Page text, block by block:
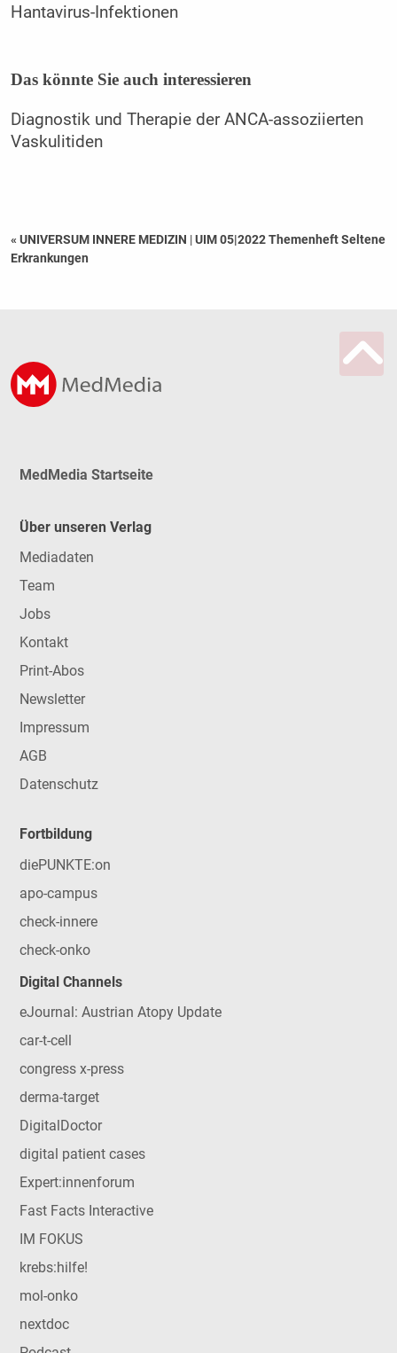
Hantavirus-Infektionen
Das könnte Sie auch interessieren
Diagnostik und Therapie der ANCA-assoziierten
Vaskulitiden
« UNIVERSUM INNERE MEDIZIN |UIM 05|2022 Themenheft Seltene
Erkrankungen
MedMedia Startseite
Über unseren Verlag
Mediadaten
Team
Jobs
Kontakt
Print-Abos
Newsletter
Impressum
AGB
Datenschutz
Fortbildung
diePUNKTE:on
apo-campus
check-innere
check-onko
Digital Channels
eJournal: Austrian Atopy Update
car-t-cell
congress x-press
derma-target
DigitalDoctor
digital patient cases
Expert:innenforum
Fast Facts Interactive
IM FOKUS
krebs:hilfe!
mol-onko
nextdoc